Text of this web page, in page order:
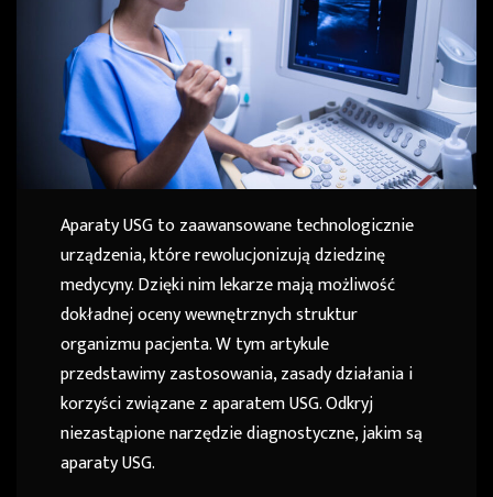
Aparaty USG to zaawansowane technologicznie
urządzenia, które rewolucjonizują dziedzinę
medycyny. Dzięki nim lekarze mają możliwość
dokładnej oceny wewnętrznych struktur
organizmu pacjenta. W tym artykule
przedstawimy zastosowania, zasady działania i
korzyści związane z aparatem USG. Odkryj
niezastąpione narzędzie diagnostyczne, jakim są
aparaty USG.